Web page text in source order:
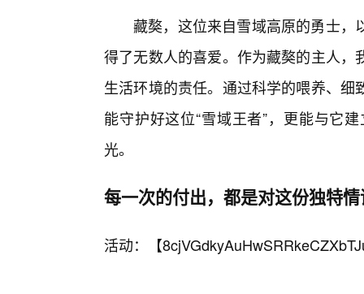
藏獒，这位来自雪域高原的勇士，
得了无数人的喜爱。作为藏獒的主人
生活环境的责任。通过科学的喂养、
能守护好这位“雪域王者”，更能与它
光。
每一次的付出，都是对这份独特
活动：【